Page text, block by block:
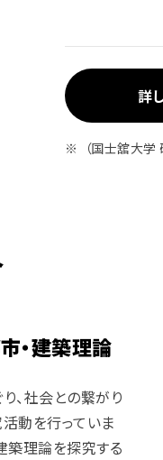
詳
※ （国士舘大学
・建築理論
、社会との繋がり
動を行っていま
築理論を探究する